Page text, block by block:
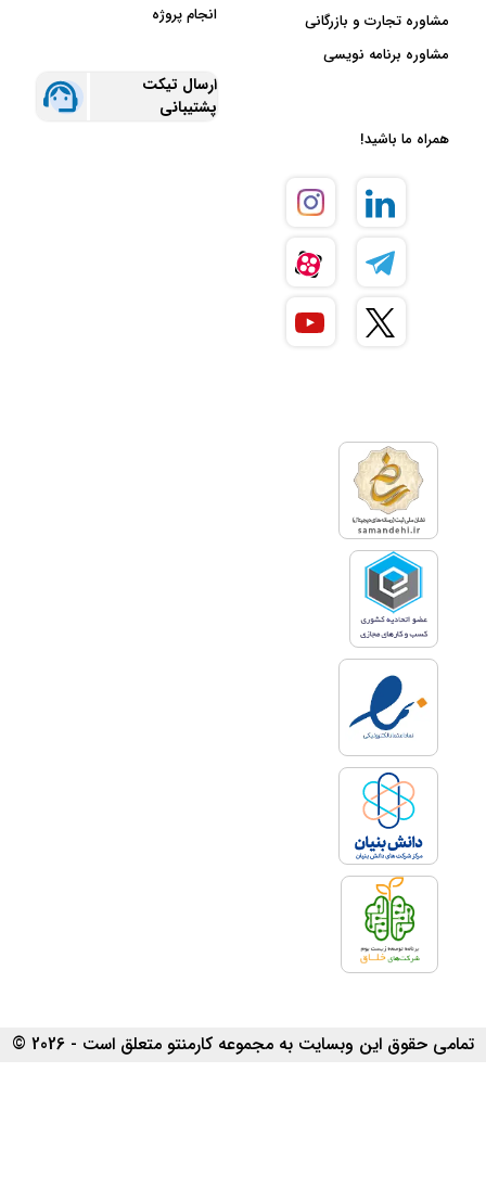
مشاوره تجارت و بازرگانی
مشاوره برنامه نویسی
انجام پروژه
ارسال تیکت
پشتیبانی
همراه ما باشید!
تمامی حقوق این وبسایت به مجموعه کارمنتو متعلق است - 2026 ©